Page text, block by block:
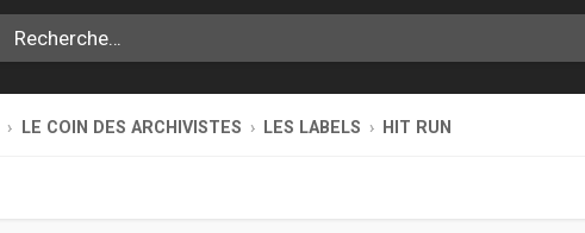
LE COIN DES ARCHIVISTES LES LABELS HIT RUN